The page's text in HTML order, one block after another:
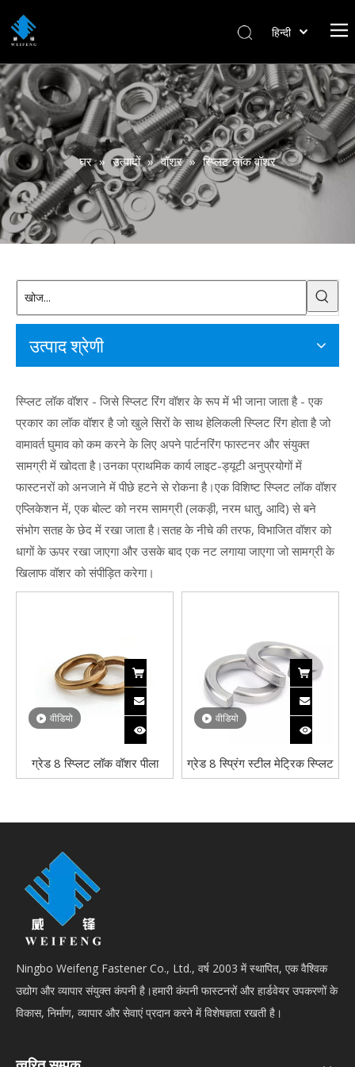
हिन्दी
Italiano
Deutsch
Português
Español
Pусский
Français
English
घर » उत्पादों » वॉशर » स्प्लिट लॉक वॉशर
उत्पाद श्रेणी
स्प्लिट लॉक वॉशर - जिसे स्प्लिट रिंग वॉशर के रूप में भी जाना जाता है - एक
प्रकार का लॉक वॉशर है जो खुले सिरों के साथ हेलिकली स्प्लिट रिंग होता है जो
वामावर्त घुमाव को कम करने के लिए अपने पार्टनरिंग फास्टनर और संयुक्त
सामग्री में खोदता है।उनका प्राथमिक कार्य लाइट-ड्यूटी अनुप्रयोगों में
फास्टनरों को अनजाने में पीछे हटने से रोकना है।एक विशिष्ट स्प्लिट लॉक वॉशर
एप्लिकेशन में, एक बोल्ट को नरम सामग्री (लकड़ी, नरम धातु, आदि) से बने
संभोग सतह के छेद में रखा जाता है।सतह के नीचे की तरफ, विभाजित वॉशर को
धागों के ऊपर रखा जाएगा और उसके बाद एक नट लगाया जाएगा जो सामग्री के
खिलाफ वॉशर को संपीड़ित करेगा।
वीडियो
ग्रेड 8 स्प्लिट लॉक वॉशर पीला
वीडियो
ग्रेड 8 स्प्रिंग स्टील मेट्रिक स्प्लिट
Ningbo Weifeng Fastener Co., Ltd., वर्ष 2003 में स्थापित, एक वैश्विक
उद्योग और व्यापार संयुक्त कंपनी है।हमारी कंपनी फास्टनरों और हार्डवेयर उपकरणों के
विकास, निर्माण, व्यापार और सेवाएं प्रदान करने में विशेषज्ञता रखती है।